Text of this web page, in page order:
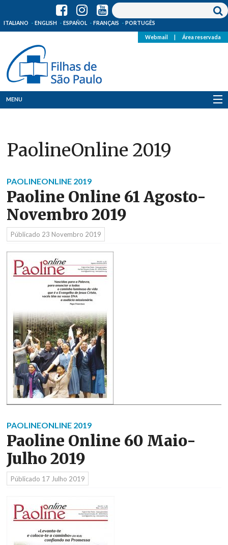
ITALIANO ENGLISH ESPAÑOL FRANÇAIS PORTUGÊS
Webmail Área reservada
MENU
Onde Estamos
Recursos
Media
PaolineOnline 2019
PAOLINEONLINE 2019
Paoline Online 61 Agosto-
Novembro 2019
Públicado 23 Novembro 2019
PAOLINEONLINE 2019
Paoline Online 60 Maio-
Julho 2019
Públicado 17 Julho 2019